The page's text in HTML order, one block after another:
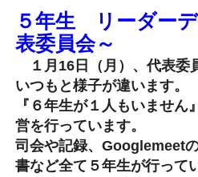
５年生 リーダー
表委員会～
１月16日（月）、代表委
いつもと様子が違います。
『６年生が１人もいません
営を行っています。
司会や記録、Googlemeet
書など全て５年生が行って